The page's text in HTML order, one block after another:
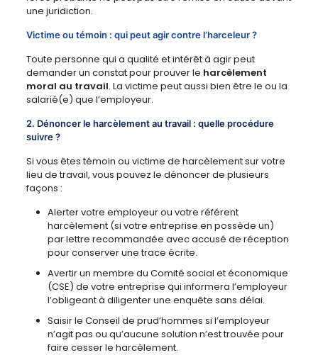
une juridiction.
Victime ou témoin : qui peut agir contre l’harceleur ?
Toute personne qui a qualité et intérêt à agir peut
demander un constat pour prouver le harcèlement
moral au travail. La victime peut aussi bien être le ou la
salarié(e) que l’employeur.
2. Dénoncer le harcèlement au travail : quelle procédure
suivre ?
Si vous êtes témoin ou victime de harcèlement sur votre
lieu de travail, vous pouvez le dénoncer de plusieurs
façons :
Alerter votre employeur ou votre référent
harcèlement (si votre entreprise en possède un)
par lettre recommandée avec accusé de réception
pour conserver une trace écrite.
Avertir un membre du Comité social et économique
(CSE) de votre entreprise qui informera l’employeur
l’obligeant à diligenter une enquête sans délai.
Saisir le Conseil de prud’hommes si l’employeur
n’agit pas ou qu’aucune solution n’est trouvée pour
faire cesser le harcèlement.